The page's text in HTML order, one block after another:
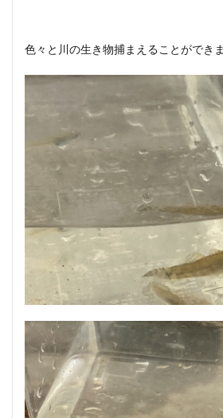
色々と川の生き物捕まえることができま